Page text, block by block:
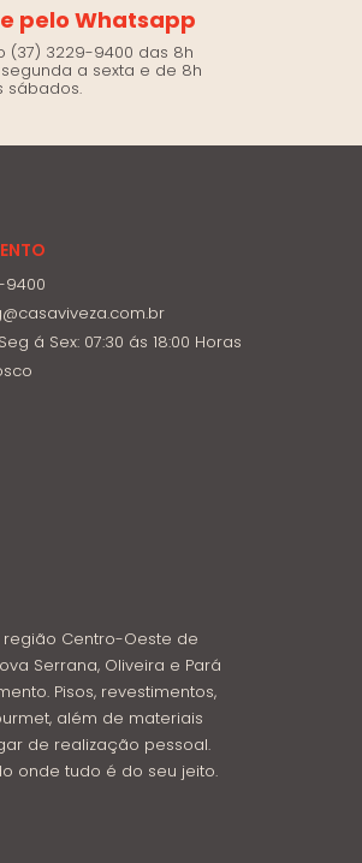
pelo Whatsapp
(37) 3229-9400 das 8h
a sexta e de 8h
sábados.
9400
á Sex: 07:30 ás 18:00 Horas
Centro-Oeste de
Serrana, Oliveira e Pará
Pisos, revestimentos,
além de materiais
de realização pessoal.
onde tudo é do seu jeito.